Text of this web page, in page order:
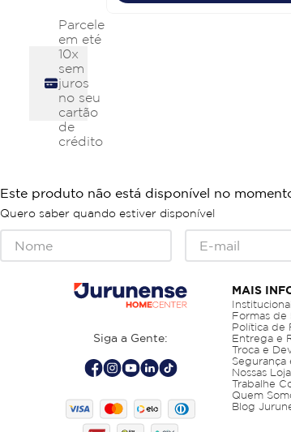
Parcele
em eté
10x
sem
juros
no seu
cartão
de
crédito
Este produto não está disponível no
Quero saber quando estiver disponível
Siga a Gente:
MAIS
Institucional
Formas de
Política de
Entrega e
Troca e
Segurança
Nossas
Trabalhe
Quem
Blog